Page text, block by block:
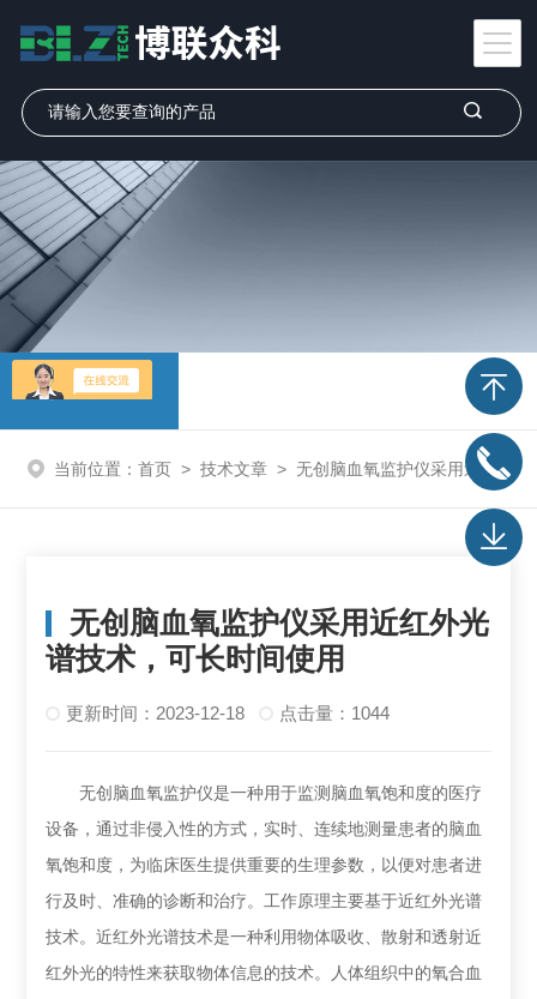
技术文章
当前位置： 首页 > 技术文章 > 无创脑血氧监护仪采用近红外光谱技术，可长时间使用
无创脑血氧监护仪采用近红外光
谱技术，可长时间使用
更新时间：2023-12-18 点击量：1044
无创脑血氧监护仪是一种用于监测脑血氧饱和度的医疗
设备，通过非侵入性的方式，实时、连续地测量患者的脑血
氧饱和度，为临床医生提供重要的生理参数，以便对患者进
行及时、准确的诊断和治疗。工作原理主要基于近红外光谱
技术。近红外光谱技术是一种利用物体吸收、散射和透射近
红外光的特性来获取物体信息的技术。人体组织中的氧合血